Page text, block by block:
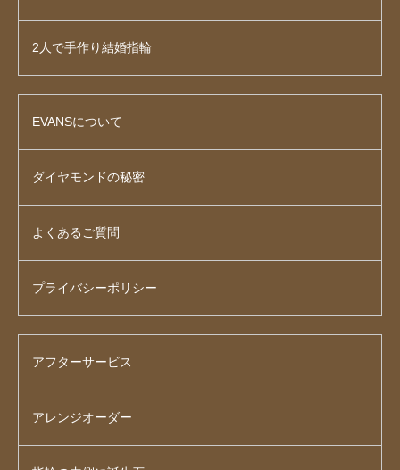
2人で手作り結婚指輪
EVANSについて
ダイヤモンドの秘密
よくあるご質問
プライバシーポリシー
アフターサービス
アレンジオーダー